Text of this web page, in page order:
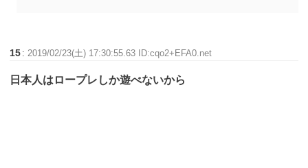
15 : 2019/02/23(土) 17:30:55.63 ID:cqo2+EFA0.net
日本人はロープレしか遊べないから